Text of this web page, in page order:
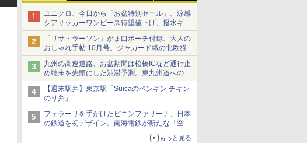
ユニクロ、今日から「お盆特別セール」。涼感
シアサッカーワンピース待望値下げ、撥水ギア
ショーツは1990円に
「リサ・ラーソン」がま口ポーチ付録、大人の
おしゃれ手帖 10月号。ジャカード織の北欧猫デ
ザイン
九州の高速道路、お盆期間は松橋ICなど通行止
め端末を先頭にした渋滞予測。東九州道への迂
回は料金調整を実施
【週末駅弁】東京駅「Suicaのペンギン チキン
のり弁」
フェラーリを手がけたピニンファリーナ、日本
の鉄道を初デザイン。南海電鉄が新たな「空港
もっと見る